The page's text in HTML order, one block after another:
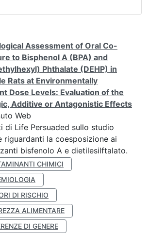
Assessment of Oral Co-
to Bisphenol A (BPA) and
Phthalate (DEHP) in
Rats at Environmentally
Dose Levels: Evaluation of the
Additive or Antagonistic Effects
Web
di Life Persuaded sullo studio
riguardanti la coesposizione ai
bisfenolo A e dietilesilftalato.
CHIMICI
DI RISCHIO
ALIMENTARE
DI GENERE